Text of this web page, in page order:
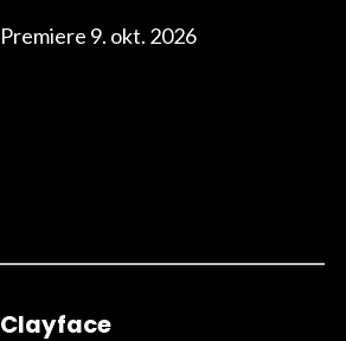
Premiere 9. okt. 2026
Clayface